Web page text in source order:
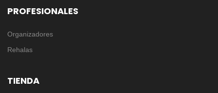
PROFESIONALES
Organizadores
Rehalas
TIENDA